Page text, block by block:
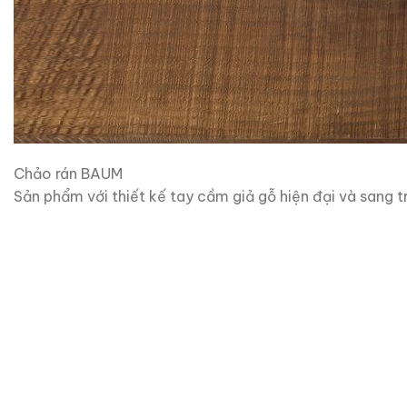
Chảo rán BAUM
Sản phẩm với thiết kế tay cầm giả gỗ hiện đại và sang